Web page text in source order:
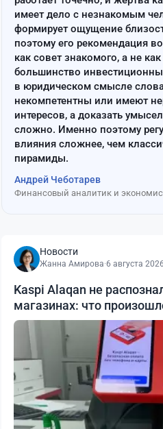
имеет дело с незнакомым
формирует ощущение
поэтому его рекомендация
как совет знакомого, а не
большинство
в юридическом смысле
некомпетентны или имеют
интересов, а доказать
сложно. Именно поэтому
влияния сложнее, чем
пирамиды.
Андрей Чеботарев
Финансовый аналитик и
Новости
Жанна Амирова·6 августа
Kaspi Alaqan не
магазинах: что